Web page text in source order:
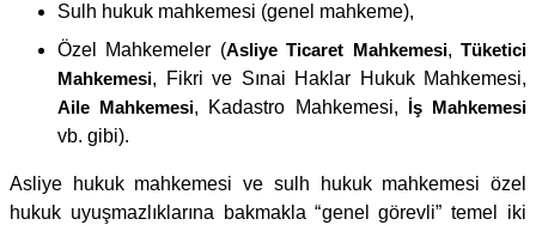
Sulh hukuk mahkemesi (genel mahkeme),
Özel Mahkemeler (Asliye Ticaret Mahkemesi,Tüketici
Mahkemesi, Fikri ve Sınai Haklar Hukuk Mahkemesi,
Aile Mahkemesi, Kadastro Mahkemesi, İş Mahkemesi
vb. gibi).
Asliye hukuk mahkemesi ve sulh hukuk mahkemesi özel
hukuk uyuşmazlıklarına bakmakla “genel görevli” temel iki